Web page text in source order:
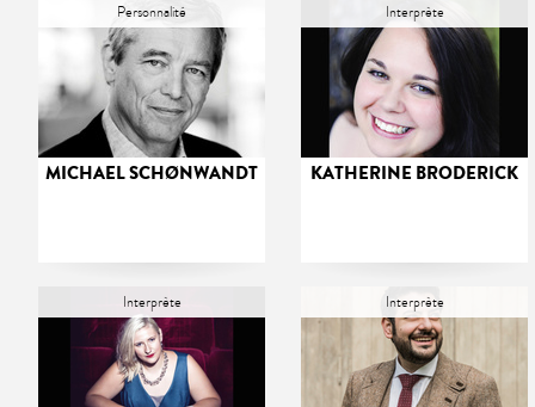
Personnalité
MICHAEL SCHØNWANDT
Interprète
KATHERINE BRODERICK
Interprète Interprète